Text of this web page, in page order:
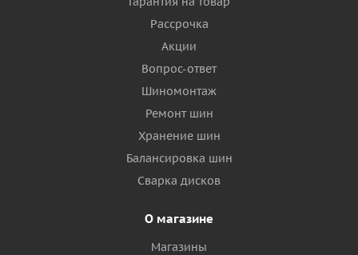
Рассрочка
Акции
Вопрос-ответ
Шиномонтаж
Ремонт шин
Хранение шин
Балансировка шин
Сварка дисков
О магазине
Магазины